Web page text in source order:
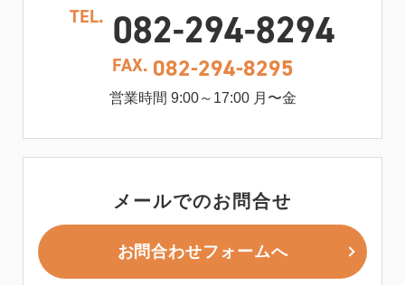
TEL. 082-294-8294
FAX. 082-294-8295
営業時間 9:00～17:00 月〜金
メールでのお問合せ
お問合わせフォームへ